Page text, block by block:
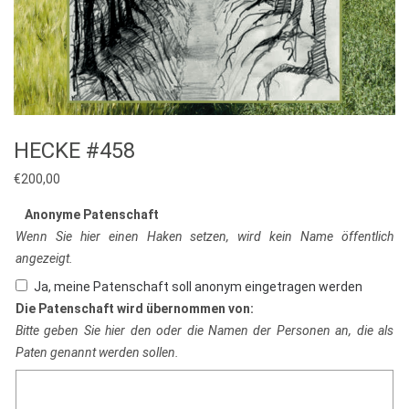
HECKE #458
€200,00
Anonyme Patenschaft
Wenn Sie hier einen Haken setzen, wird kein Name öffentlich
angezeigt.
Ja, meine Patenschaft soll anonym eingetragen werden
Die Patenschaft wird übernommen von:
Bitte geben Sie hier den oder die Namen der Personen an, die als
Paten genannt werden sollen.